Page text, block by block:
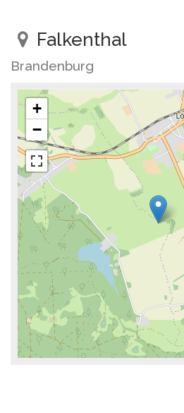
Falkenthal
Brandenburg
+
−